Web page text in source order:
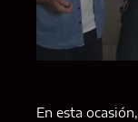
En esta ocasión,